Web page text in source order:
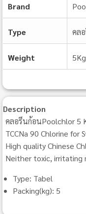
Brand
Type คล
Weight 5Kg
Description
คลอรีนก้อนPoolchlor 5
TCCNa 90 Chlorine for
High quality Chinese
Neither toxic, irritating
Type: Tabel
Packing(kg): 5